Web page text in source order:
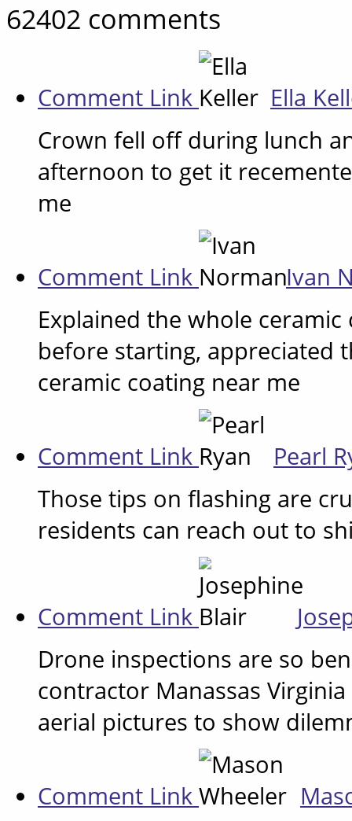
62402 comments
Comment Link
Ella
Crown fell off during lunch
afternoon to get it
me
Comment Link
Ivan
Explained the whole
before starting, appreciated
ceramic coating near me
Comment Link
Pearl
Those tips on flashing are
residents can reach out to
Comment Link
Drone inspections are so
contractor Manassas
aerial pictures to show
Comment Link